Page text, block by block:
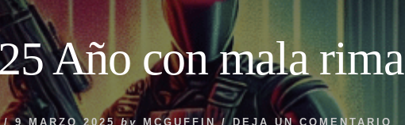
Año con mala rima
9 MARZO 2025 by MCGUFFIN /DEJA UN COMENTARIO